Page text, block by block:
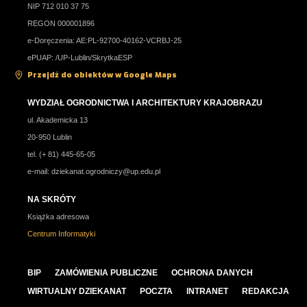
ZF N2_6B Diagnostyka laboratoryjna w bromatologii
NIP 712 010 37 75
REGON 000001896
e-Doręczenia: AE:PL-92700-40162-VCRBJ-25
ePUAP: /UP-Lublin/SkrytkaESP
Przejdź do obiektów w Google Maps
WYDZIAŁ OGRODNICTWA I ARCHITEKTURY KRAJOBRAZU
ul. Akademicka 13
20-950 Lublin
tel. (+ 81) 445-65-05
e-mail: dziekanat.ogrodniczy@up.edu.pl
NA SKRÓTY
Książka adresowa
Centrum Informatyki
BIP ZAMÓWIENIA PUBLICZNE
OCHRONA DANYCH
WIRTUALNY DZIEKANAT
POCZTA INTRANET REDAKCJA